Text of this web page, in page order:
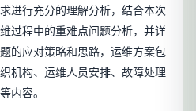
进行充分的理解分析，结合本次
过程中的重难点问题分析，并详
的应对策略和思路，运维方案包
机构、运维人员安排、故障处理
内容。